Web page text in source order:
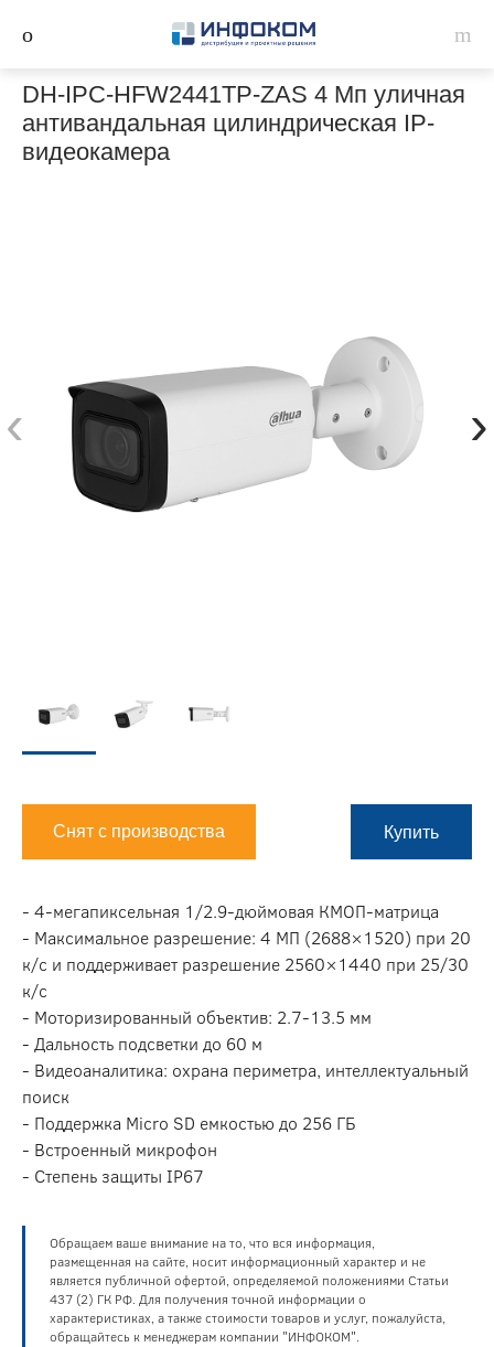
DH-IPC-HFW2441TP-ZAS 4 Мп уличная
антивандальная цилиндрическая IP-
видеокамера
‹ ›
Снят с производства Купить
- 4-мегапиксельная 1/2.9-дюймовая КМОП-матрица
- Максимальное разрешение: 4 МП (2688×1520) при 20
к/с и поддерживает разрешение 2560×1440 при 25/30
к/с
- Моторизированный объектив: 2.7-13.5 мм
- Дальность подсветки до 60 м
- Видеоаналитика: охрана периметра, интеллектуальный
поиск
- Поддержка Micro SD емкостью до 256 ГБ
- Встроенный микрофон
- Степень защиты IP67
Обращаем ваше внимание на то, что вся информация,
размещенная на сайте, носит информационный характер и не
является публичной офертой, определяемой положениями Статьи
437 (2) ГК РФ. Для получения точной информации о
характеристиках, а также стоимости товаров и услуг, пожалуйста,
обращайтесь к менеджерам компании "ИНФОКОМ".